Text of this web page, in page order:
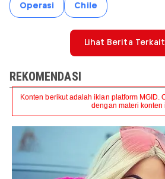
Operasi Chile
Lihat Berita Terkait